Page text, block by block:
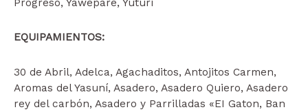
Progreso, Yawepare, Yuturi
EQUIPAMIENTOS:
30 de Abril, Adelca, Agachaditos, Antojitos Carmen,
Aromas del Yasuní, Asadero, Asadero Quiero, Asadero
rey del carbón, Asadero y Parrilladas «EI Gaton, Ban